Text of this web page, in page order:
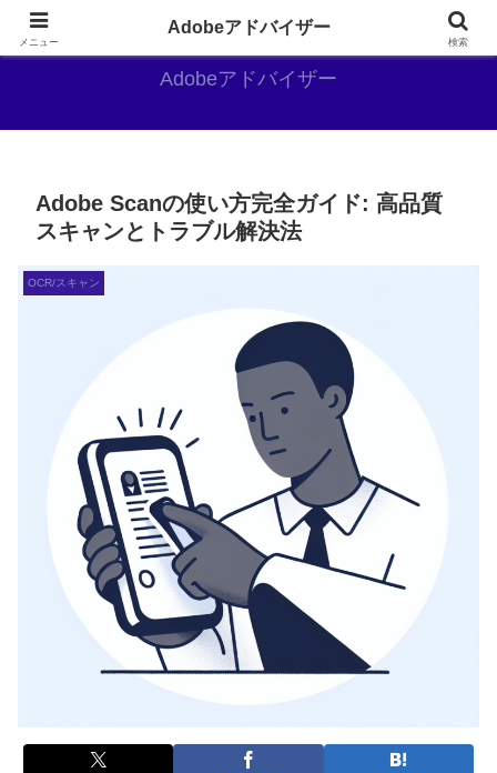
Adobe好きのAdobe推しブログ
Adobeアドバイザー
Adobe Scanの使い方完全ガイド: 高品質
スキャンとトラブル解決法
OCR/スキャン
メニュー
Adobeアドバイザー
検索